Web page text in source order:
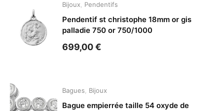
Bijoux Pendentifs
Pendentif st christophe 18mm or gis
palladie 750 or 750/1000
699,00€
Bagues Bijoux
Bague empierrée taille 54 oxyde de